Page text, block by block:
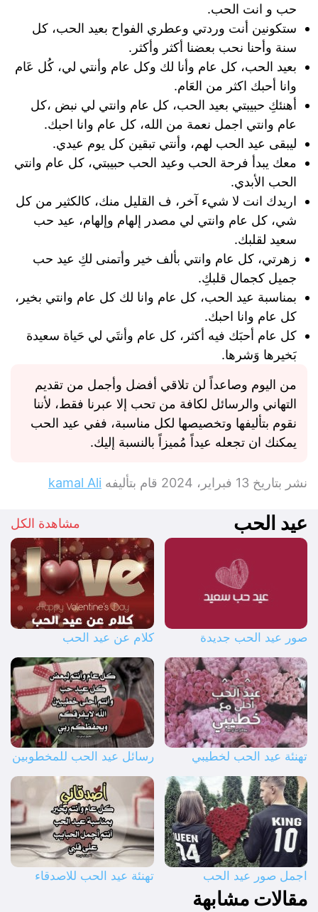
حب و انت الحب.
ستكونين أنت وردتي وعطري الفواح بعيد الحب، كل
سنة وأحنا نحب بعضنا أكثر وأكثر.
بعيد الحب، كل عام وأنا لك وكل عام وأنتي لي، كُل عَام
وانا أحبك اكثر من العَام.
أهنئكِ حبيبتي بعيد الحب، كل عام وانتي لي نبض ،كل
عام وانتي اجمل نعمة من الله، كل عام وانا احبك.
ليبقى عيد الحب لهم، وأنتي تبقين كل يوم عيدي.
معك يبدأ فرحة الحب وعيد الحب حبيبتي، كل عام وانتي
الحب الأبدي.
اريدك انت لا شيء آخر، ف القليل منك، كالكثير من كل
شي، كل عام وانتي لي مصدر إلهام وإلهام، عيد حب
سعيد لقلبك.
زهرتي، كل عام وانتي بألف خير وأتمنى لكِ عيد حب
جميل كجمال قلبكِ.
بمناسبة عيد الحب، كل عام وانا لك كل عام وانتي بخير،
كل عام وانا احبك.
كل عام أحبَك فيه أكثر، كل عام وأنتَي لي حَياة سعيدة
بَخيرها وَشرها.
من اليوم وصاعداً لن تلاقي أفضل وأجمل من تقديم
التهاني والرسائل لكافة من تحب إلا عبرنا فقط، لأننا
نقوم بتأليفها وتخصيصها لكل مناسبة، ففي عيد الحب
يمكنك ان تجعله عيداً مُميزاً بالنسبة إليك.
نشر بتاريخ 13 فبراير، 2024 قام بتأليفه kamal Ali
عيد الحب مشاهدة الكل
صور عيد الحب جديدة كلام عن عيد الحب
تهنئة عيد الحب لخطيبي رسائل عيد الحب للمخطوبين
اجمل صور عيد الحب تهنئة عيد الحب للاصدقاء
مقالات مشابهة